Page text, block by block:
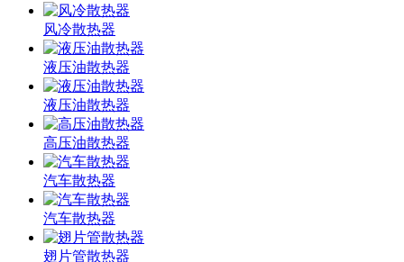
风冷散热器
液压油散热器
液压油散热器
高压油散热器
汽车散热器
汽车散热器
翅片管散热器